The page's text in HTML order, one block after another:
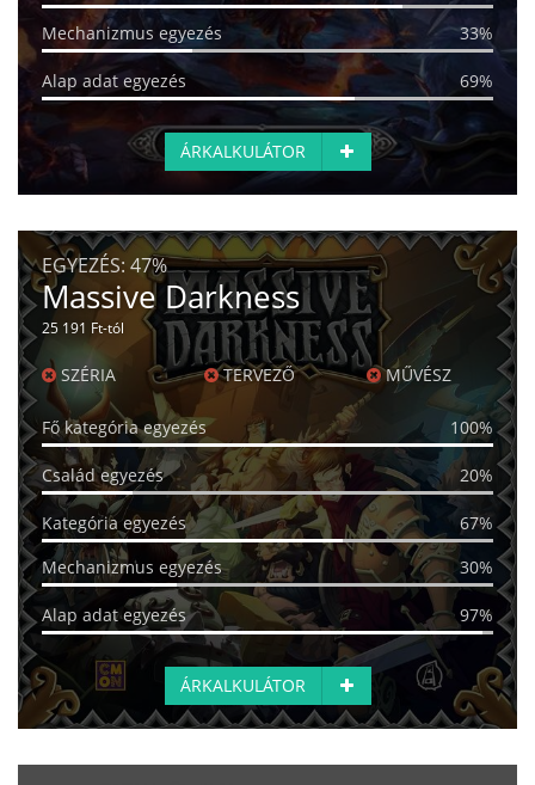
Mechanizmus egyezés
33%
Alap adat egyezés 69%
ÁRKALKULÁTOR
EGYEZÉS: 47%
Massive Darkness
25 191 Ft-tól
SZÉRIA TERVEZŐ MŰVÉSZ
Fő kategória egyezés 100%
Család egyezés 20%
Kategória egyezés
67%
Mechanizmus egyezés
30%
Alap adat egyezés 97%
ÁRKALKULÁTOR